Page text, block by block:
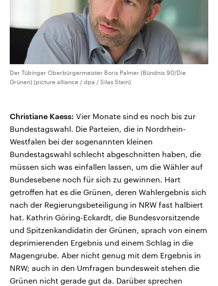
Der Tübinger Oberbürgermeister Boris Palmer (Bündnis 90/Die
Grünen) (picture alliance / dpa / Silas Stein)
Christiane Kaess: Vier Monate sind es noch bis zur
Bundestagswahl. Die Parteien, die in Nordrhein-
Westfalen bei der sogenannten kleinen
Bundestagswahl schlecht abgeschnitten haben, die
müssen sich was einfallen lassen, um die Wähler auf
Bundesebene noch für sich zu gewinnen. Hart
getroffen hat es die Grünen, deren Wahlergebnis sich
nach der Regierungsbeteiligung in NRW fast halbiert
hat. Kathrin Göring-Eckardt, die Bundesvorsitzende
und Spitzenkandidatin der Grünen, sprach von einem
deprimierenden Ergebnis und einem Schlag in die
Magengrube. Aber nicht genug mit dem Ergebnis in
NRW; auch in den Umfragen bundesweit stehen die
Grünen nicht gerade gut da. Darüber sprechen